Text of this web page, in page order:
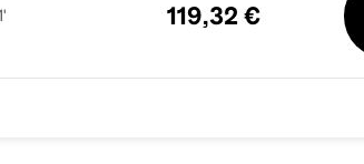
119,32 €